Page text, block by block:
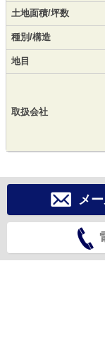
土地面積/坪数
種別/構造
地目
取扱会社
メ